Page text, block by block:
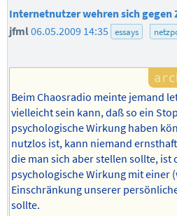
Internetnutzer wehren sich gegen
jfml06.05.2009 14:35 essays
Beim Chaosradio meinte jemand
vielleicht sein kann, daß so ein
psychologische Wirkung haben
nutzlos ist, kann niemand
die man sich aber stellen sollte, ist
psychologische Wirkung mit einer
Einschränkung unserer
sollte.